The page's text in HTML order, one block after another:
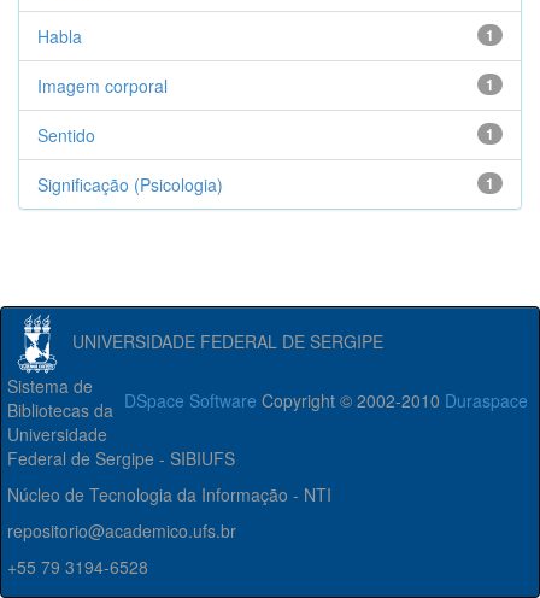
1
Habla
1
Imagem corporal
1
Sentido
1
Significação (Psicologia)
UNIVERSIDADE FEDERAL DE SERGIPE
DSpace Software Copyright © 2002-2010 Duraspace
Sistema de
Bibliotecas da
Universidade
Federal de Sergipe - SIBIUFS
Núcleo de Tecnologia da Informação - NTI
repositorio@academico.ufs.br
+55 79 3194-6528